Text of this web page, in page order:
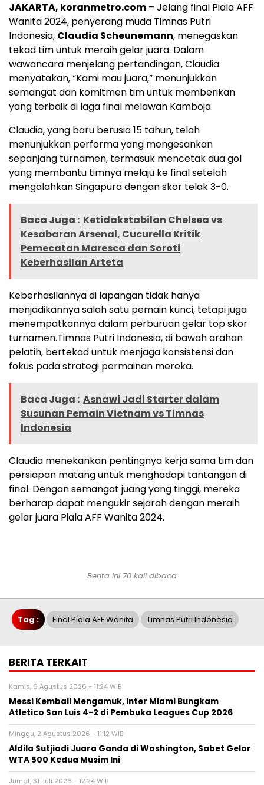
JAKARTA, koranmetro.com – Jelang final Piala AFF
Wanita 2024, penyerang muda Timnas Putri
Indonesia, Claudia Scheunemann, menegaskan
tekad tim untuk meraih gelar juara. Dalam
wawancara menjelang pertandingan, Claudia
menyatakan, “Kami mau juara,” menunjukkan
semangat dan komitmen tim untuk memberikan
yang terbaik di laga final melawan Kamboja.
Claudia, yang baru berusia 15 tahun, telah
menunjukkan performa yang mengesankan
sepanjang turnamen, termasuk mencetak dua gol
yang membantu timnya melaju ke final setelah
mengalahkan Singapura dengan skor telak 3-0.
Baca Juga : Ketidakstabilan Chelsea vs
Kesabaran Arsenal, Cucurella Kritik
Pemecatan Maresca dan Soroti
Keberhasilan Arteta
Keberhasilannya di lapangan tidak hanya
menjadikannya salah satu pemain kunci, tetapi juga
menempatkannya dalam perburuan gelar top skor
turnamen.Timnas Putri Indonesia, di bawah arahan
pelatih, bertekad untuk menjaga konsistensi dan
fokus pada strategi permainan mereka.
Baca Juga : Asnawi Jadi Starter dalam
Susunan Pemain Vietnam vs Timnas
Indonesia
Claudia menekankan pentingnya kerja sama tim dan
persiapan matang untuk menghadapi tantangan di
final. Dengan semangat juang yang tinggi, mereka
berharap dapat mengukir sejarah dengan meraih
gelar juara Piala AFF Wanita 2024.
Berita ini 70 kali dibaca
Tag : Final Piala AFF Wanita Timnas Putri Indonesia
BERITA TERKAIT
Kamis, 6 Agustus 2026 - 11:24 WIB
Messi Kembali Mengamuk, Inter Miami Bungkam
Atletico San Luis 4-2 di Pembuka Leagues Cup 2026
Minggu, 2 Agustus 2026 - 11:12 WIB
Aldila Sutjiadi Juara Ganda di Washington, Sabet Gelar
WTA 500 Kedua Musim Ini
Jumat, 31 Juli 2026 - 12:24 WIB